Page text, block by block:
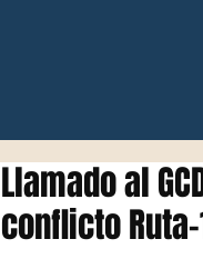
Llamado al
conflicto